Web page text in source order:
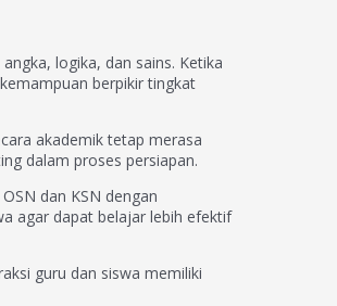
logika, dan sains. Ketika
berpikir tingkat
akademik tetap merasa
dalam proses persiapan.
dan KSN dengan
agar dapat belajar lebih efektif
guru dan siswa memiliki